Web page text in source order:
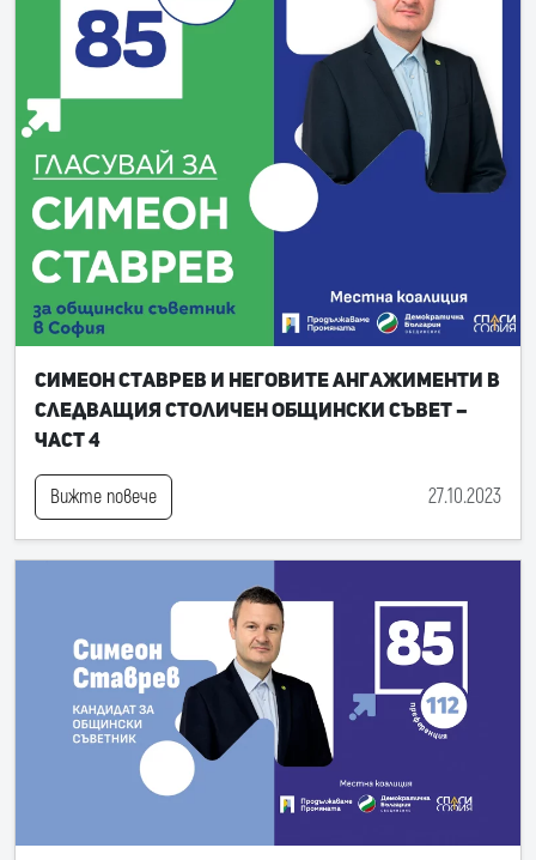
Симеон Ставрев и неговите ангажименти в
следващия Столичен общински съвет –
част 4
Вижте повече 27.10.2023